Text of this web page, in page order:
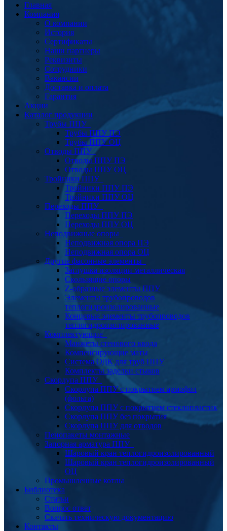
Главная
Компания
О компании
История
Сертификаты
Наши партнеры
Реквизиты
Сотрудники
Вакансии
Доставка и оплата
Гарантия
Акции
Каталог продукции
Трубы ППУ
Трубы ППУ ПЭ
Трубы ППУ ОЦ
Отводы ППУ
Отводы ППУ ПЭ
Отводы ППУ ОЦ
Тройники ППУ
Тройники ППУ ПЭ
Тройники ППУ ОЦ
Переходы ППУ
Переходы ППУ ПЭ
Переходы ППУ ОЦ
Неподвижные опоры
Неподвижная опора ПЭ
Неподвижная опора ОЦ
Другие фасонные элементы
Заглушка изоляции металлическая
Скользящие опоры
Z-образные элементы ППУ
Элементы трубопроводов
теплогидроизолированные
Концевые элементы трубопроводов
теплогидроизолированные
Комплектующие
Манжеты стенового ввода
Компенсирующие маты
Система ОДК для труб ППУ
Комплекты заделки стыков
Скорлупа ППУ
Скорлупа ППУ с покрытием армофол
(фольга)
Скорлупа ППУ с покрытием стеклопластик
Скорлупа ППУ без покрытия
Скорлупа ППУ для отводов
Пенопакеты монтажные
Запорная арматура ППУ
Шаровый кран теплогидроизолированный
Шаровый кран теплогидроизолированный
ОЦ
Промышленные котлы
Библиотека
Статьи
Вопрос ответ
Скачать техническую документацию
Контакты